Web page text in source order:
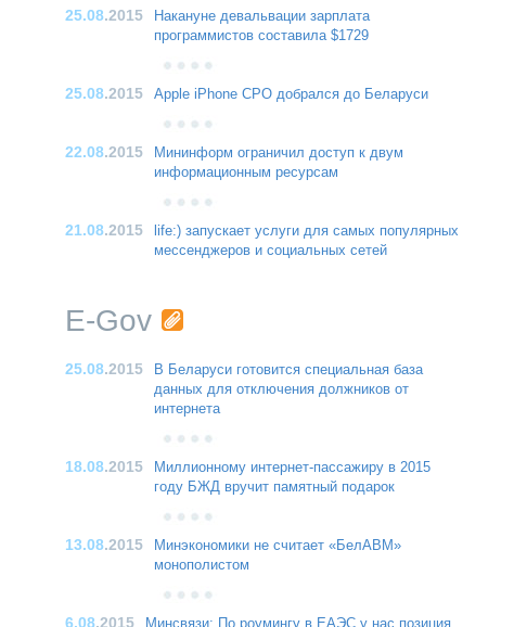
25.08.2015
Накануне девальвации зарплата
программистов составила $1729
25.08.2015 Apple iPhone CPO добрался до Беларуси
22.08.2015
Мининформ ограничил доступ к двум
информационным ресурсам
21.08.2015
life:) запускает услуги для самых популярных
мессенджеров и социальных сетей
E-Gov
25.08.2015
В Беларуси готовится специальная база
данных для отключения должников от
интернета
18.08.2015
Миллионному интернет-пассажиру в 2015
году БЖД вручит памятный подарок
13.08.2015
Минэкономики не считает «БелАВМ»
монополистом
6.08.2015 Минсвязи: По роумингу в ЕАЭС у нас позиция